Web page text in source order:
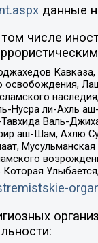
данные
числе
Кавказа,
освобождения,
Нусра ли-Ахль
Валь-
аш-Шам, Ахлю